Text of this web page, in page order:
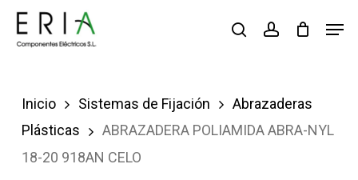
Saltar
buscaraccount
Inicio Sistemas de Fijación
Abrazaderas
Plásticas
ABRAZADERA POLIAMIDA ABRA-NYL
18-20 918AN CELO